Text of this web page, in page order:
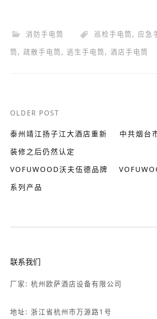
消防手电筒 巡检手电筒, 应急
筒, 疏散手电筒, 逃生手电筒, 酒店手电筒
Post
navigation
OLDER POST
泰州靖江扬子江大酒店重新
装修之后仍然认定
VOFUWOOD沃夫伍德品牌
系列产品
中共烟台
联系我们
厂家: 杭州欧萨酒店设备有限公司
地址: 浙江省杭州市万源路1号